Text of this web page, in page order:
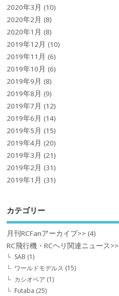
2020年3月 (10)
2020年2月 (8)
2020年1月 (8)
2019年12月 (10)
2019年11月 (6)
2019年10月 (6)
2019年9月 (8)
2019年8月 (9)
2019年7月 (12)
2019年6月 (14)
2019年5月 (15)
2019年4月 (20)
2019年3月 (21)
2019年2月 (31)
2019年1月 (31)
カテゴリー
月刊RCFanアーカイブ>> (4)
RC飛行機・RCヘリ関連ニュース>>
SAB (1)
ワールドモデルス (15)
カシオペア (1)
Futaba (25)